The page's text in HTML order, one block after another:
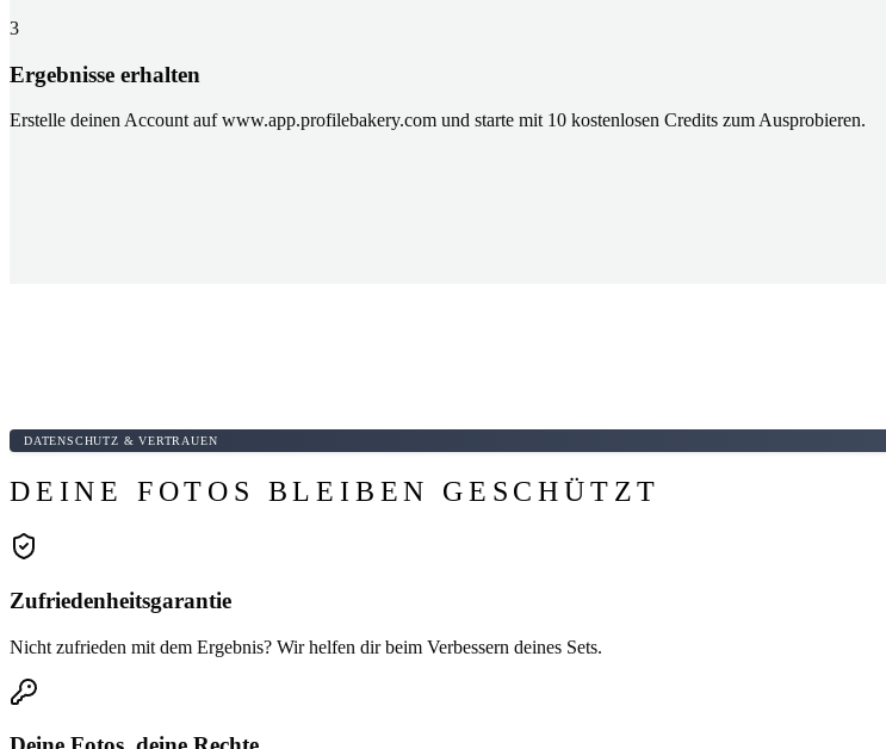
3
Ergebnisse erhalten
Erstelle deinen Account auf www.app.profilebakery.com und starte mit 10 kostenlosen Credits zum Ausprobieren.
DATENSCHUTZ & VERTRAUEN
DEINE FOTOS BLEIBEN GESCHÜTZT
Zufriedenheitsgarantie
Nicht zufrieden mit dem Ergebnis? Wir helfen dir beim Verbessern deines Sets.